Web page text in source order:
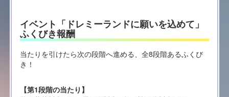
イベント「ドレミーランドに願いを込めて」
ふくびき報酬
当たりを引けたら次の段階へ進める、全8段階あるふくび
き！
【第1段階の当たり】